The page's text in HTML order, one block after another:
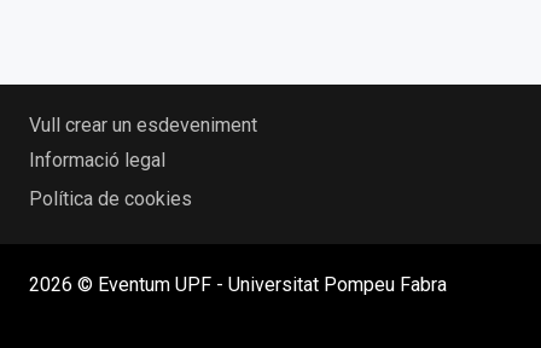
Vull crear un esdeveniment
Informació legal
Política de cookies
2026 © Eventum UPF - Universitat Pompeu Fabra